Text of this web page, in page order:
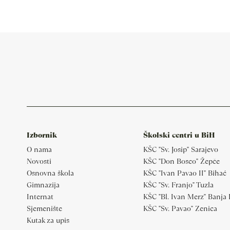
Izbornik
O nama
Novosti
Osnovna škola
Gimnazija
Internat
Sjemenište
Kutak za upis
Školski centri u BiH
KŠC "Sv. Josip" Sarajevo
KŠC "Don Bosco" Žepče
KŠC "Ivan Pavao II" Bihać
KŠC "Sv. Franjo" Tuzla
KŠC "Bl. Ivan Merz" Banja
KŠC "Sv. Pavao" Zenica